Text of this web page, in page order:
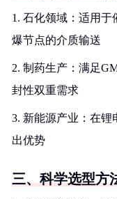
1. 石化领域：适用
爆节点的介质输送
2. 制药生产：满足
封性双重需求
3. 新能源产业：在锂
出优势
三、科学选型方